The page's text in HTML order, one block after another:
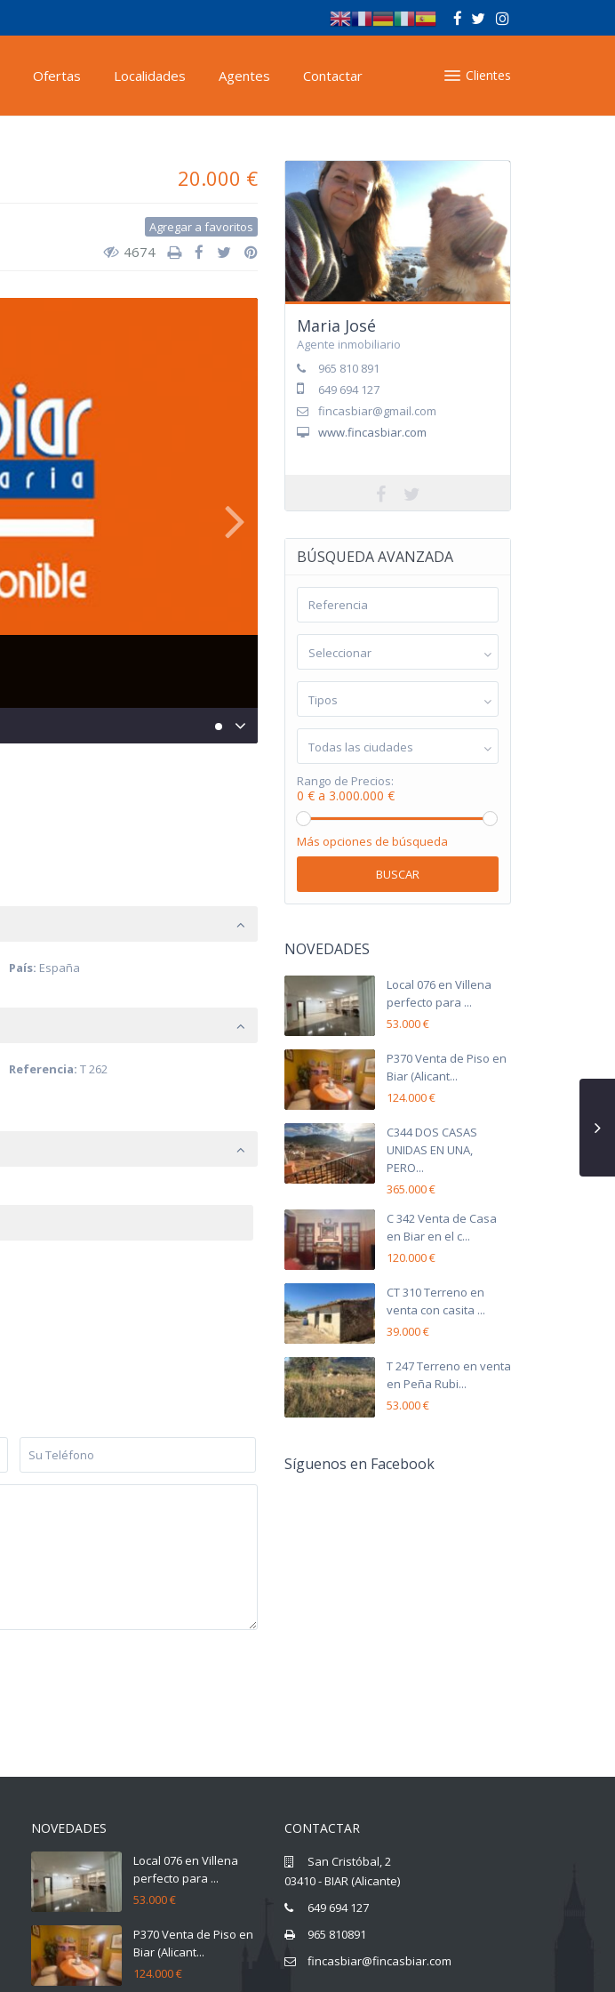
Clientes
Ofertas Localidades Agentes Contactar
20.000 €
Agregar a favoritos
4674
País: España
Referencia: T 262
Maria José
Agente inmobiliario
965 810 891
649 694 127
fincasbiar@gmail.com
www.fincasbiar.com
BÚSQUEDA AVANZADA
Seleccionar
Tipos
Todas las ciudades
Rango de Precios:
0 € a 3.000.000 €
Más opciones de búsqueda
BUSCAR
NOVEDADES
Local 076 en Villena
perfecto para ...
53.000 €
P370 Venta de Piso en
Biar (Alicant...
124.000 €
C344 DOS CASAS
UNIDAS EN UNA,
PERO...
365.000 €
C 342 Venta de Casa
en Biar en el c...
120.000 €
CT 310 Terreno en
venta con casita ...
39.000 €
T 247 Terreno en venta
en Peña Rubi...
53.000 €
Síguenos en Facebook
NOVEDADES
Local 076 en Villena
perfecto para ...
53.000 €
P370 Venta de Piso en
Biar (Alicant...
124.000 €
CONTACTAR
San Cristóbal, 2
03410 - BIAR (Alicante)
649 694 127
965 810891
fincasbiar@fincasbiar.com